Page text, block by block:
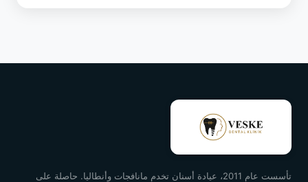
تأسست عام 2011، عيادة أسنان تخدم مانافجات وأنطاليا. حاصلة على